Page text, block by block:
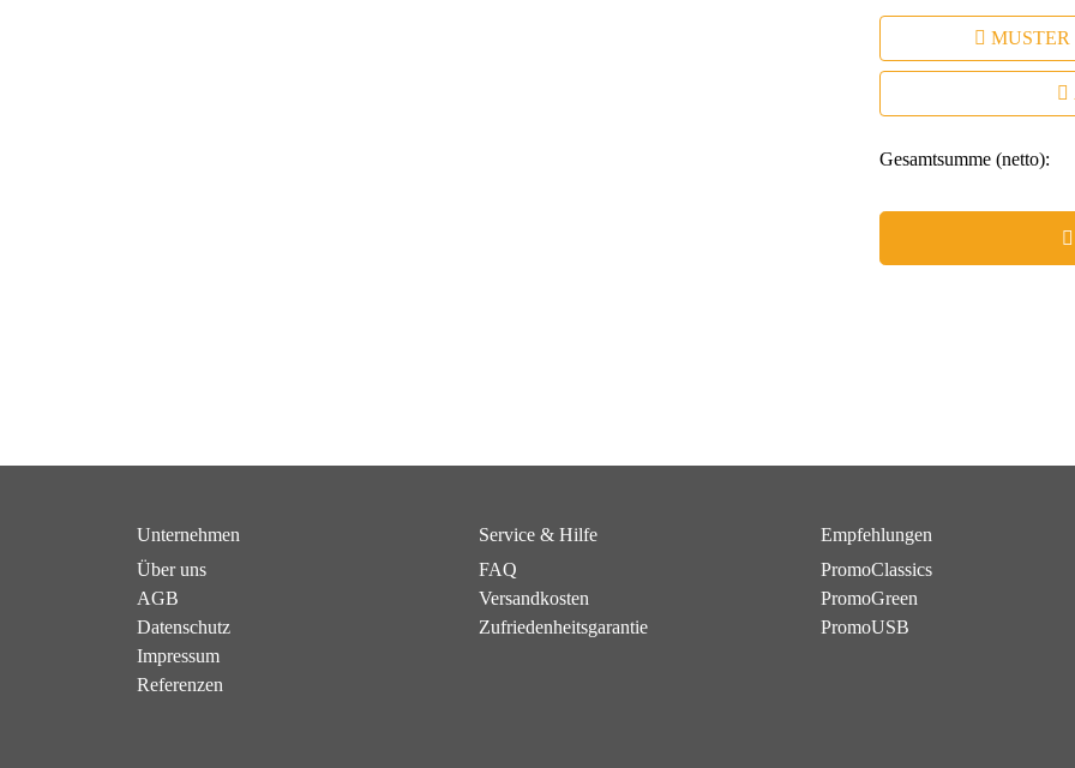
MUSTER
Gesamtsumme (netto):
Unternehmen
Über uns
AGB
Datenschutz
Impressum
Referenzen
Service & Hilfe
FAQ
Versandkosten
Zufriedenheitsgarantie
Empfehlungen
PromoClassics
PromoGreen
PromoUSB